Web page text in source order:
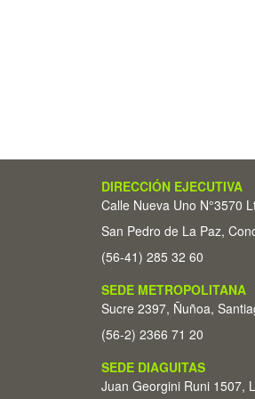
DIRECCIÓN EJECUTIVA
Calle Nueva Uno N°3570
San Pedro de La Paz,
(56-41) 285 32 60
SEDE METROPOLITANA
Sucre 2397, Ñuñoa,
(56-2) 2366 71 20
SEDE DIAGUITAS
Juan Georgini Runi 1507,